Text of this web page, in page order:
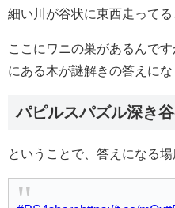
細い川が谷状に東西走って
ここにワニの巣があるんで
にある木が謎解きの答えにな
パピルスパズル深き
ということで、答えになる